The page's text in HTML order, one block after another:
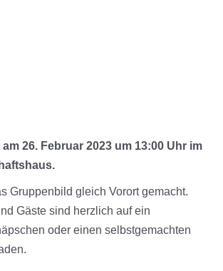
26. Februar 2023 um 13:00 Uhr im
Gruppenbild gleich Vorort gemacht.
Gäste sind herzlich auf ein
oder einen selbstgemachten